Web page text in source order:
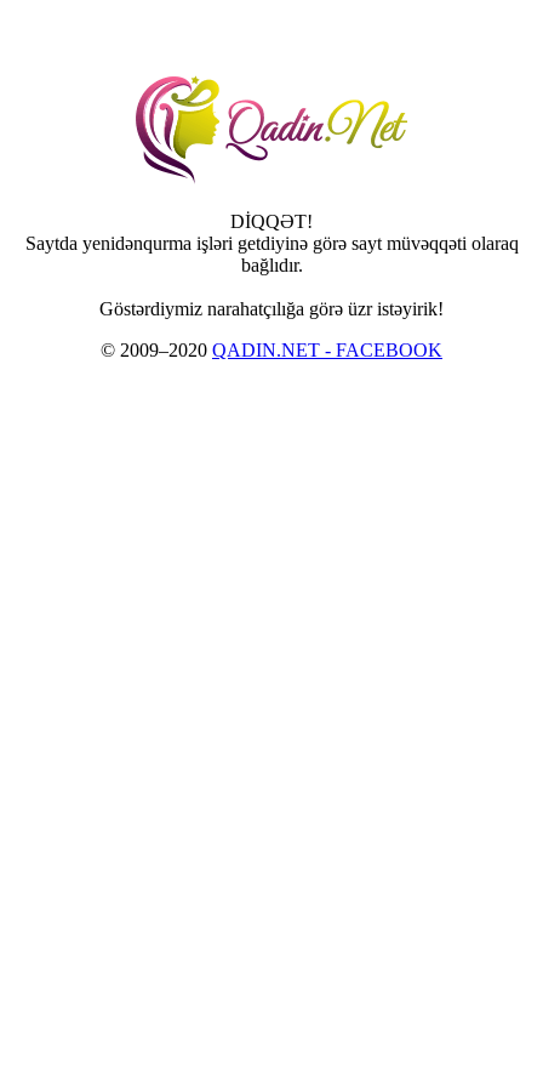
DİQQƏT!
Saytda yenidənqurma işləri getdiyinə görə sayt müvəqqəti olaraq
bağlıdır.
Göstərdiymiz narahatçılığa görə üzr istəyirik!
© 2009–2020 QADIN.NET - FACEBOOK